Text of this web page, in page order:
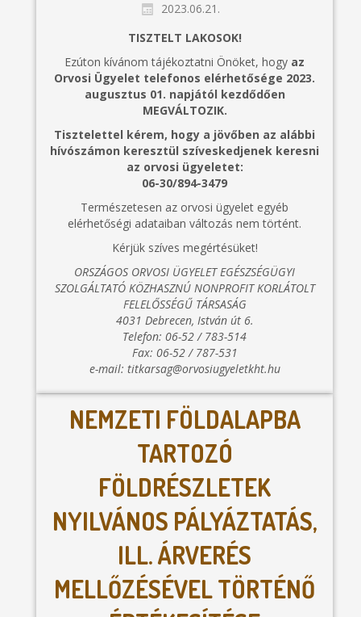
2023.06.21.
TISZTELT LAKOSOK!
Ezúton kívánom tájékoztatni Önöket, hogy az
Orvosi Ügyelet telefonos elérhetősége 2023.
augusztus 01. napjától kezdődően
MEGVÁLTOZIK.
Tisztelettel kérem, hogy a jövőben az alábbi
hívószámon keresztül szíveskedjenek keresni
az orvosi ügyeletet:
06-30/894-3479
Természetesen az orvosi ügyelet egyéb
elérhetőségi adataiban változás nem történt.
Kérjük szíves megértésüket!
ORSZÁGOS ORVOSI ÜGYELET EGÉSZSÉGÜGYI
SZOLGÁLTATÓ KÖZHASZNÚ NONPROFIT KORLÁTOLT
FELELŐSSÉGŰ TÁRSASÁG
4031 Debrecen, István út 6.
Telefon: 06-52 / 783-514
Fax: 06-52 / 787-531
e-mail: titkarsag@orvosiugyeletkht.hu
NEMZETI FÖLDALAPBA
TARTOZÓ
FÖLDRÉSZLETEK
NYILVÁNOS PÁLYÁZTATÁS,
ILL. ÁRVERÉS
MELLŐZÉSÉVEL TÖRTÉNŐ